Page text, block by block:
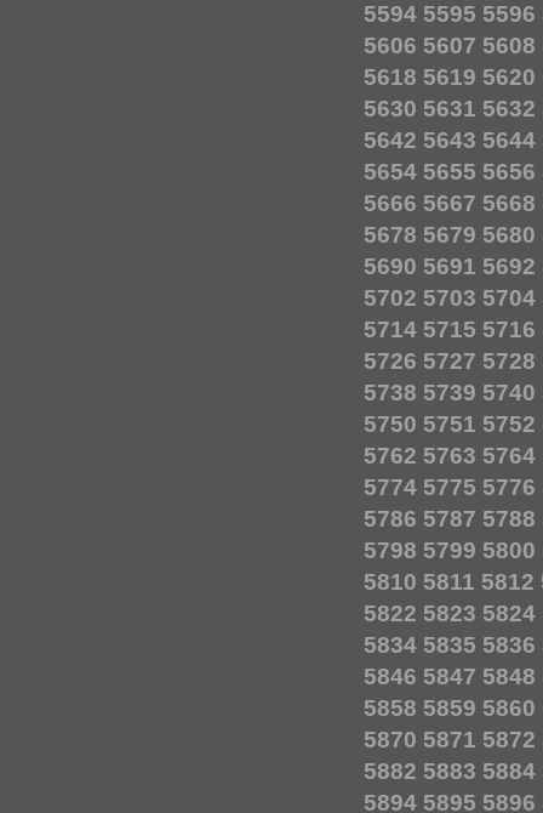
5594 5595 5596
5606 5607 5608
5618 5619 5620
5630 5631 5632
5642 5643 5644
5654 5655 5656
5666 5667 5668
5678 5679 5680
5690 5691 5692
5702 5703 5704
5714 5715 5716
5726 5727 5728
5738 5739 5740
5750 5751 5752
5762 5763 5764
5774 5775 5776
5786 5787 5788
5798 5799 5800
5810 5811 5812
5822 5823 5824
5834 5835 5836
5846 5847 5848
5858 5859 5860
5870 5871 5872
5882 5883 5884
5894 5895 5896